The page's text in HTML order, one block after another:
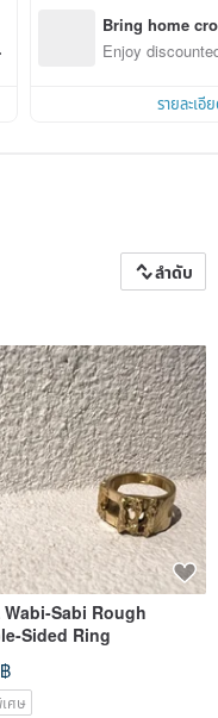
heart, forever.Bring home
n with ease
Enjoy
รายละเอี
ลำดับ
Wabi-Sabi Rough
Sided Ring
ศษ